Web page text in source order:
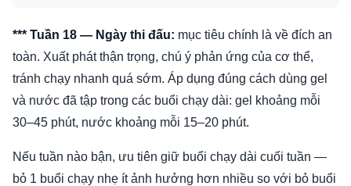
*** Tuần 18 — Ngày thi đấu: mục tiêu chính là về đích an
toàn. Xuất phát thận trọng, chú ý phản ứng của cơ thể,
tránh chạy nhanh quá sớm. Áp dụng đúng cách dùng gel
và nước đã tập trong các buổi chạy dài: gel khoảng mỗi
30–45 phút, nước khoảng mỗi 15–20 phút.
Nếu tuần nào bận, ưu tiên giữ buổi chạy dài cuối tuần —
bỏ 1 buổi chạy nhẹ ít ảnh hưởng hơn nhiều so với bỏ buổi